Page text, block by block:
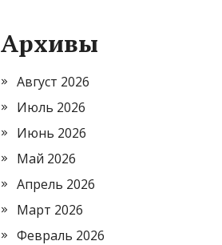
Архивы
Август 2026
Июль 2026
Июнь 2026
Май 2026
Апрель 2026
Март 2026
Февраль 2026